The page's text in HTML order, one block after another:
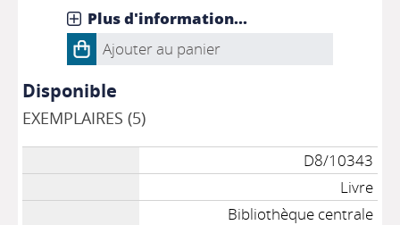
Plus d'information...
Ajouter au panier
Disponible
EXEMPLAIRES (5)
D8/10343
Livre
Bibliothèque centrale